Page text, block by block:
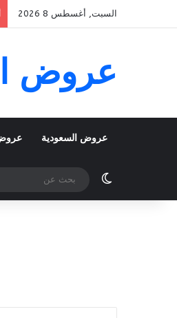
السبت, أغسطس 8 2026
عروض
عروض السعودية
الوضع المظلم